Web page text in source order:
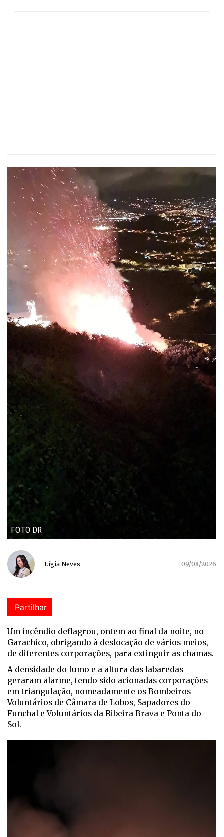
FOTO DR
Lígia Neves 09/08/2026
Partilhar
Um incêndio deflagrou, ontem ao final da noite, no
Garachico, obrigando à deslocação de vários meios,
de diferentes corporações, para extinguir as chamas.
A densidade do fumo e a altura das labaredas
geraram alarme, tendo sido acionadas corporações
em triangulação, nomeadamente os Bombeiros
Voluntários de Câmara de Lobos, Sapadores do
Funchal e Voluntários da Ribeira Brava e Ponta do
Sol.